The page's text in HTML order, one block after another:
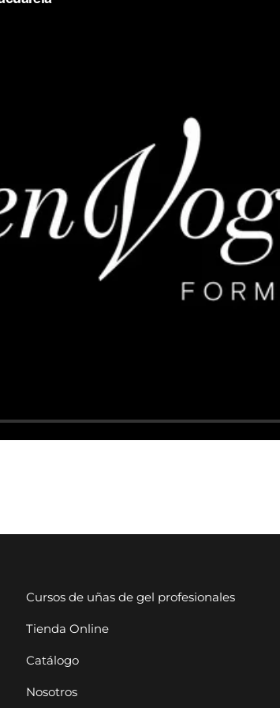
Cursos de uñas de gel profesionales
Tienda Online
Catálogo
Nosotros